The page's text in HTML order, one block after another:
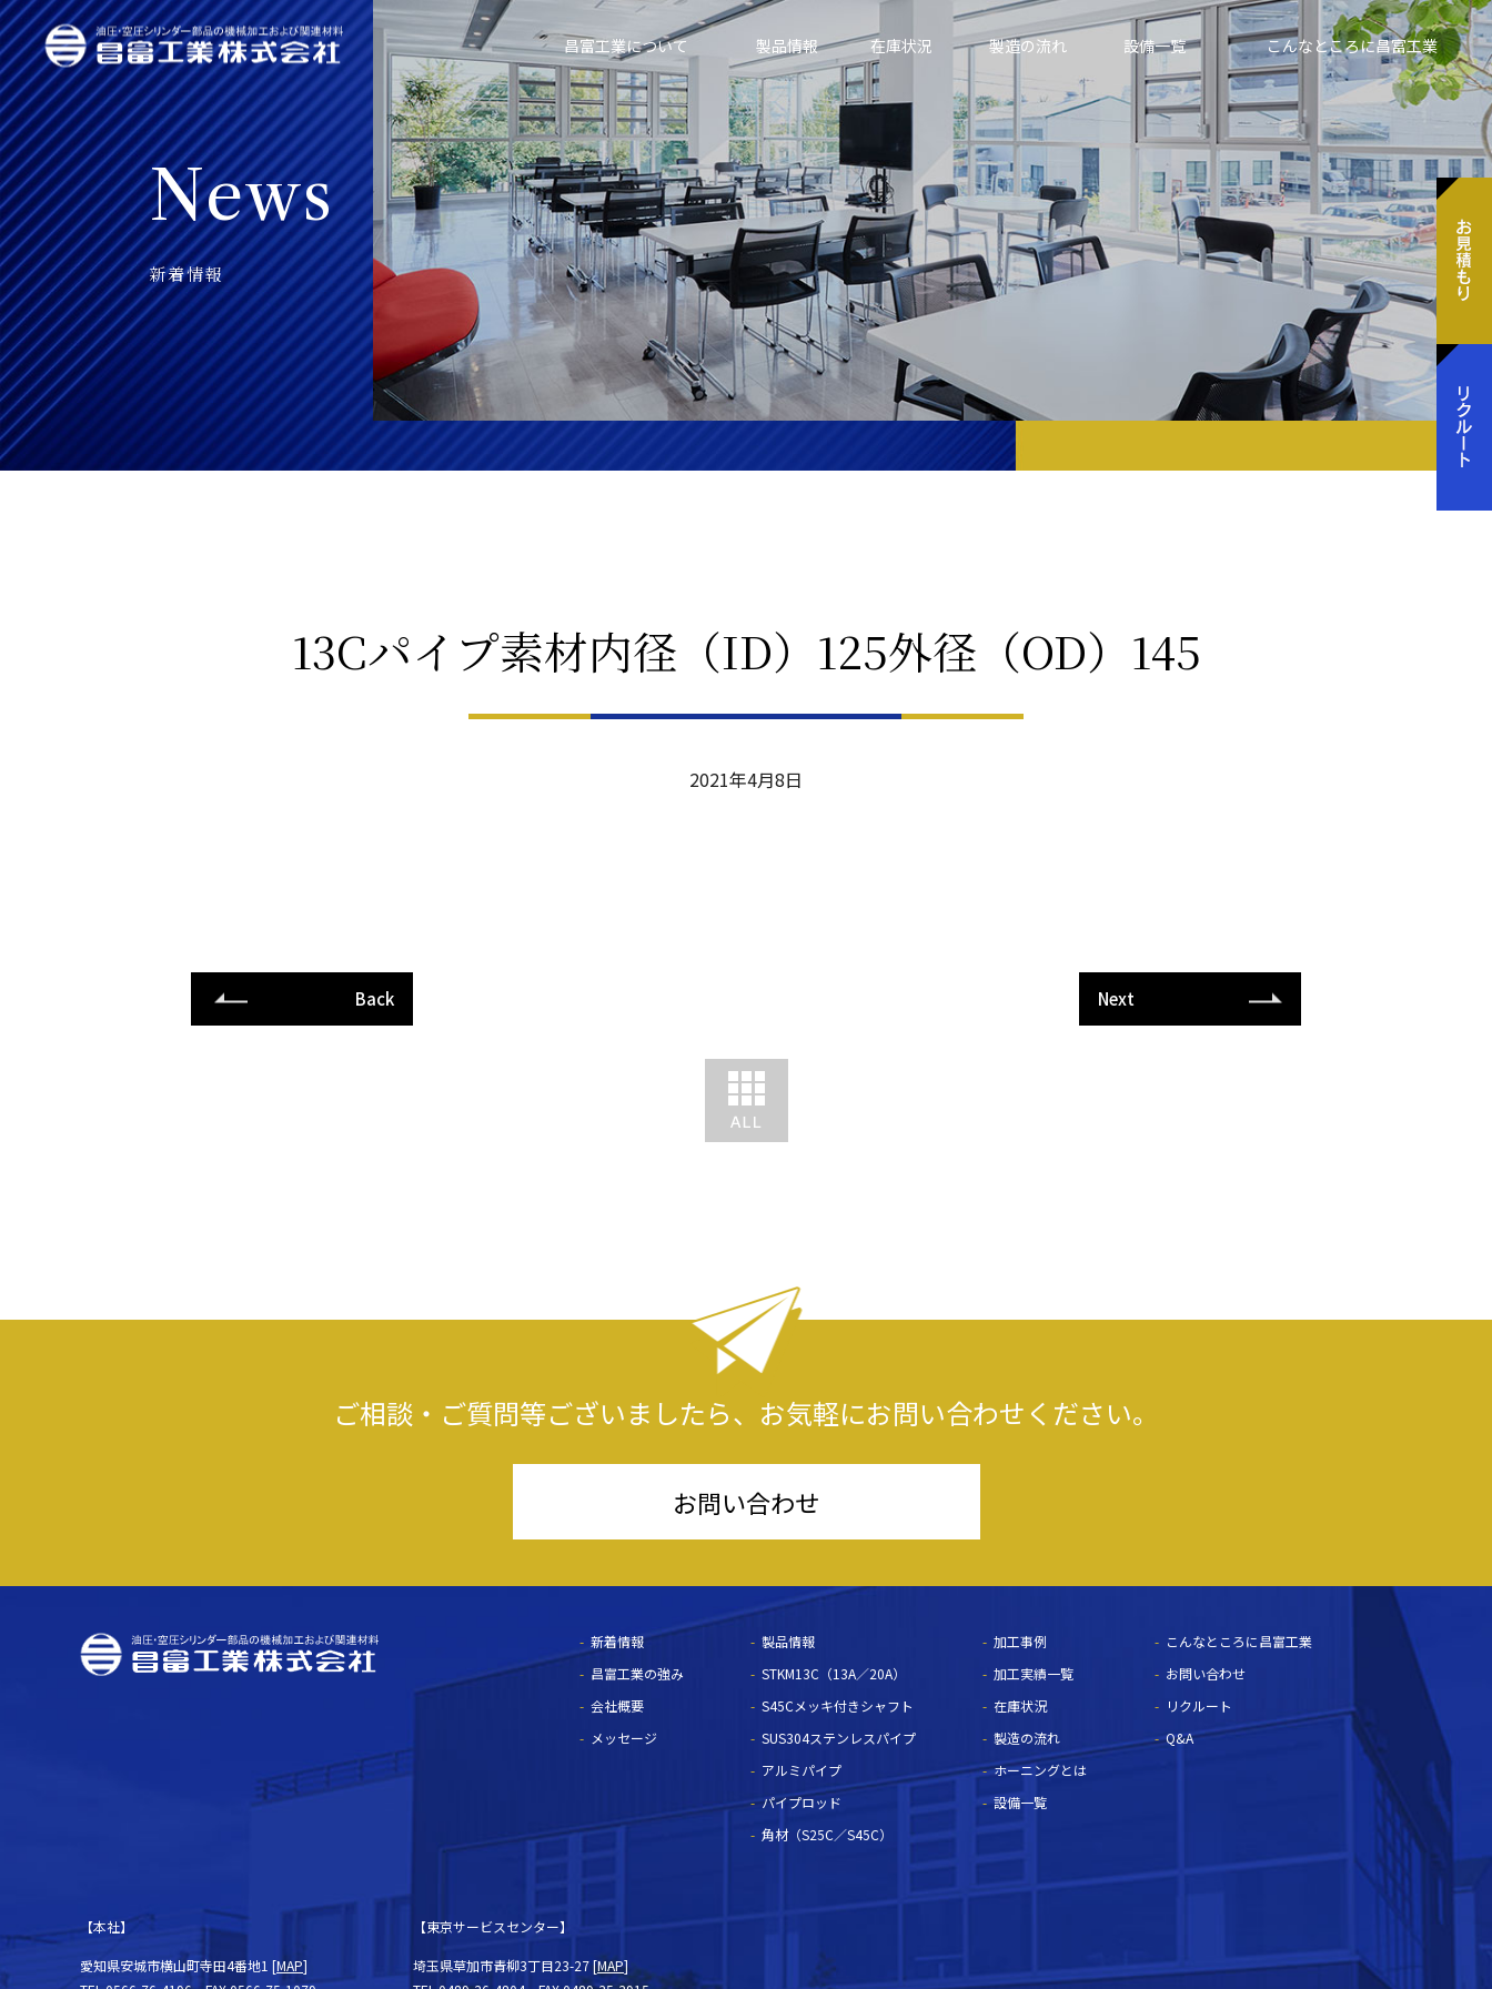
昌富工業について 製品情報 在庫状況 製造の流れ 設備一覧 こんなところに昌富工業
News
新着情報
13Cパイプ素材内径（ID）125外径（OD）145
2021年4月8日
Back Next
ご相談・ご質問等ございましたら、 お気軽にお問い合わせください。
お問い合わせ
新着情報
昌富工業の強み
会社概要
メッセージ
製品情報
STKM13C（13A／20A）
S45Cメッキ付きシャフト
SUS304ステンレスパイプ
アルミパイプ
パイプロッド
角材（S25C／S45C）
加工事例
加工実績一覧
在庫状況
製造の流れ
ホーニングとは
設備一覧
こんなところに昌富工業
お問い合わせ
リクルート
Q&A
【本社】
愛知県安城市横山町寺田4番地1 [MAP]
【東京サービスセンター】
埼玉県草加市青柳3丁目23-27 [MAP]